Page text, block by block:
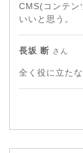
CMS(コンテン
いいと思う。
長坂 断 さん
全く役に立た